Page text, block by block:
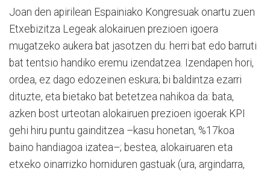
Joan den apirilean Espainiako Kongresuak onartu zuen
Etxebizitza Legeak alokairuen prezioen igoera
mugatzeko aukera bat jasotzen du: herri bat edo barruti
bat tentsio handiko eremu izendatzea. Izendapen hori,
ordea, ez dago edozeinen eskura; bi baldintza ezarri
dituzte, eta bietako bat betetzea nahikoa da: bata,
azken bost urteotan alokairuen prezioen igoerak KPI
gehi hiru puntu gainditzea –kasu honetan, %17koa
baino handiagoa izatea–; bestea, alokairuaren eta
etxeko oinarrizko horniduren gastuak (ura, argindarra,